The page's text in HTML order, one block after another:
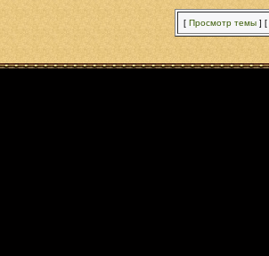
[ Просмотр темы ] [